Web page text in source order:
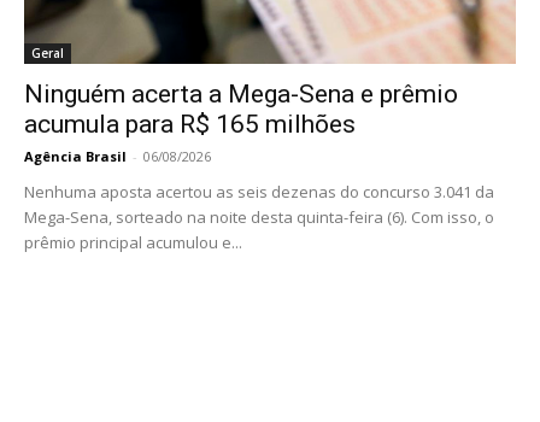
Geral
Ninguém acerta a Mega-Sena e prêmio
acumula para R$ 165 milhões
Agência Brasil - 06/08/2026
Nenhuma aposta acertou as seis dezenas do concurso 3.041 da
Mega-Sena, sorteado na noite desta quinta-feira (6). Com isso, o
prêmio principal acumulou e...